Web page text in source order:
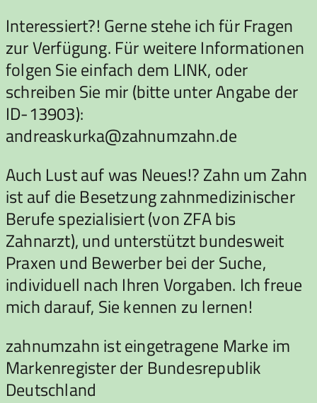
Interessiert?! Gerne stehe ich für Fragen
zur Verfügung. Für weitere Informationen
folgen Sie einfach dem LINK, oder
schreiben Sie mir (bitte unter Angabe der
ID-13903):
andreaskurka@zahnumzahn.de
Auch Lust auf was Neues!? Zahn um Zahn
ist auf die Besetzung zahnmedizinischer
Berufe spezialisiert (von ZFA bis
Zahnarzt), und unterstützt bundesweit
Praxen und Bewerber bei der Suche,
individuell nach Ihren Vorgaben. Ich freue
mich darauf, Sie kennen zu lernen!
zahnumzahn ist eingetragene Marke im
Markenregister der Bundesrepublik
Deutschland